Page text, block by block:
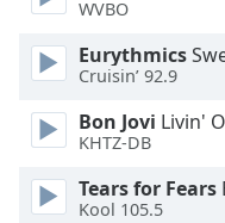
Text
Background
Color
Opacity
WVBO
Eurythmics
Cruisin’ 92.9
Bon Jovi Livin'
KHTZ-DB
Tears for Fears
Kool 105.5